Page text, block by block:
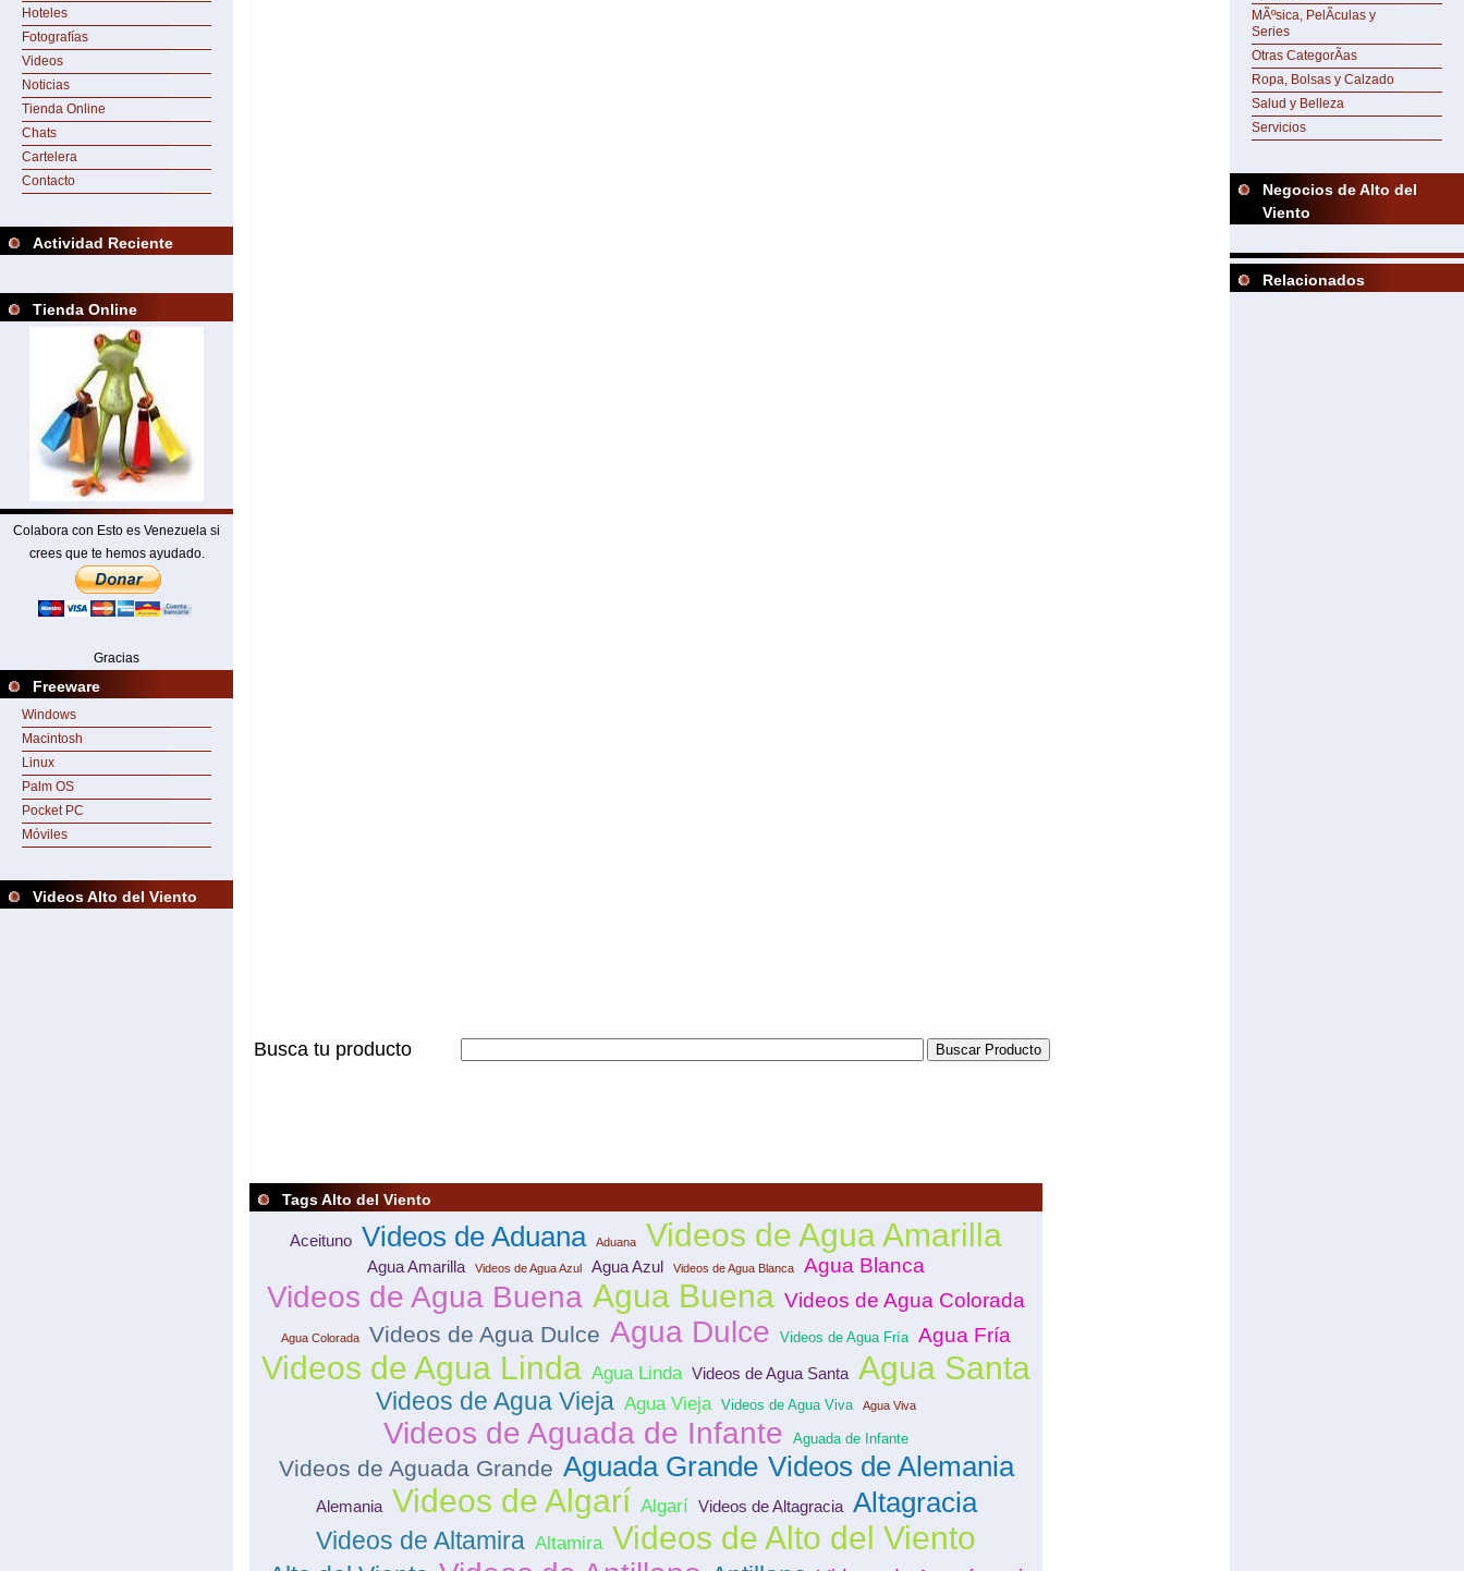
Hoteles
Fotografías
Videos
Noticias
Tienda Online
Chats
Cartelera
Contacto
Actividad Reciente
Tienda Online
Colabora con Esto es Venezuela si
crees que te hemos ayudado.
Gracias
Freeware
Windows
Macintosh
Linux
Palm OS
Pocket PC
Móviles
Videos Alto del Viento
Busca tu producto
Tags Alto del Viento
Aceituno Videos de Aduana Aduana Videos de Agua Amarilla
Agua Amarilla Videos de Agua Azul Agua Azul Videos de Agua Blanca Agua Blanca
Videos de Agua Buena Agua Buena Videos de Agua Colorada
Agua Colorada Videos de Agua Dulce Agua Dulce Videos de Agua Fría Agua Fría
Videos de Agua Linda Agua Linda Videos de Agua Santa Agua Santa
Videos de Agua Vieja Agua Vieja Videos de Agua Viva Agua Viva
Videos de Aguada de Infante Aguada de Infante
Videos de Aguada Grande Aguada Grande Videos de Alemania
Alemania Videos de Algarí Algarí Videos de Altagracia Altagracia
Videos de Altamira Altamira Videos de Alto del Viento
MÃºsica, PelÃ­culas y
Series
Otras CategorÃ­as
Ropa, Bolsas y Calzado
Salud y Belleza
Servicios
Negocios de Alto del
Viento
Relacionados